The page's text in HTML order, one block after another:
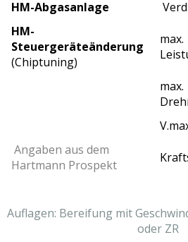
HM-Abgasanlage
HM-
Steuergeräteänderung
(Chiptuning)
max.
max.
Angaben aus dem
Hartmann Prospekt
Auflagen: Bereifung mit
oder ZR